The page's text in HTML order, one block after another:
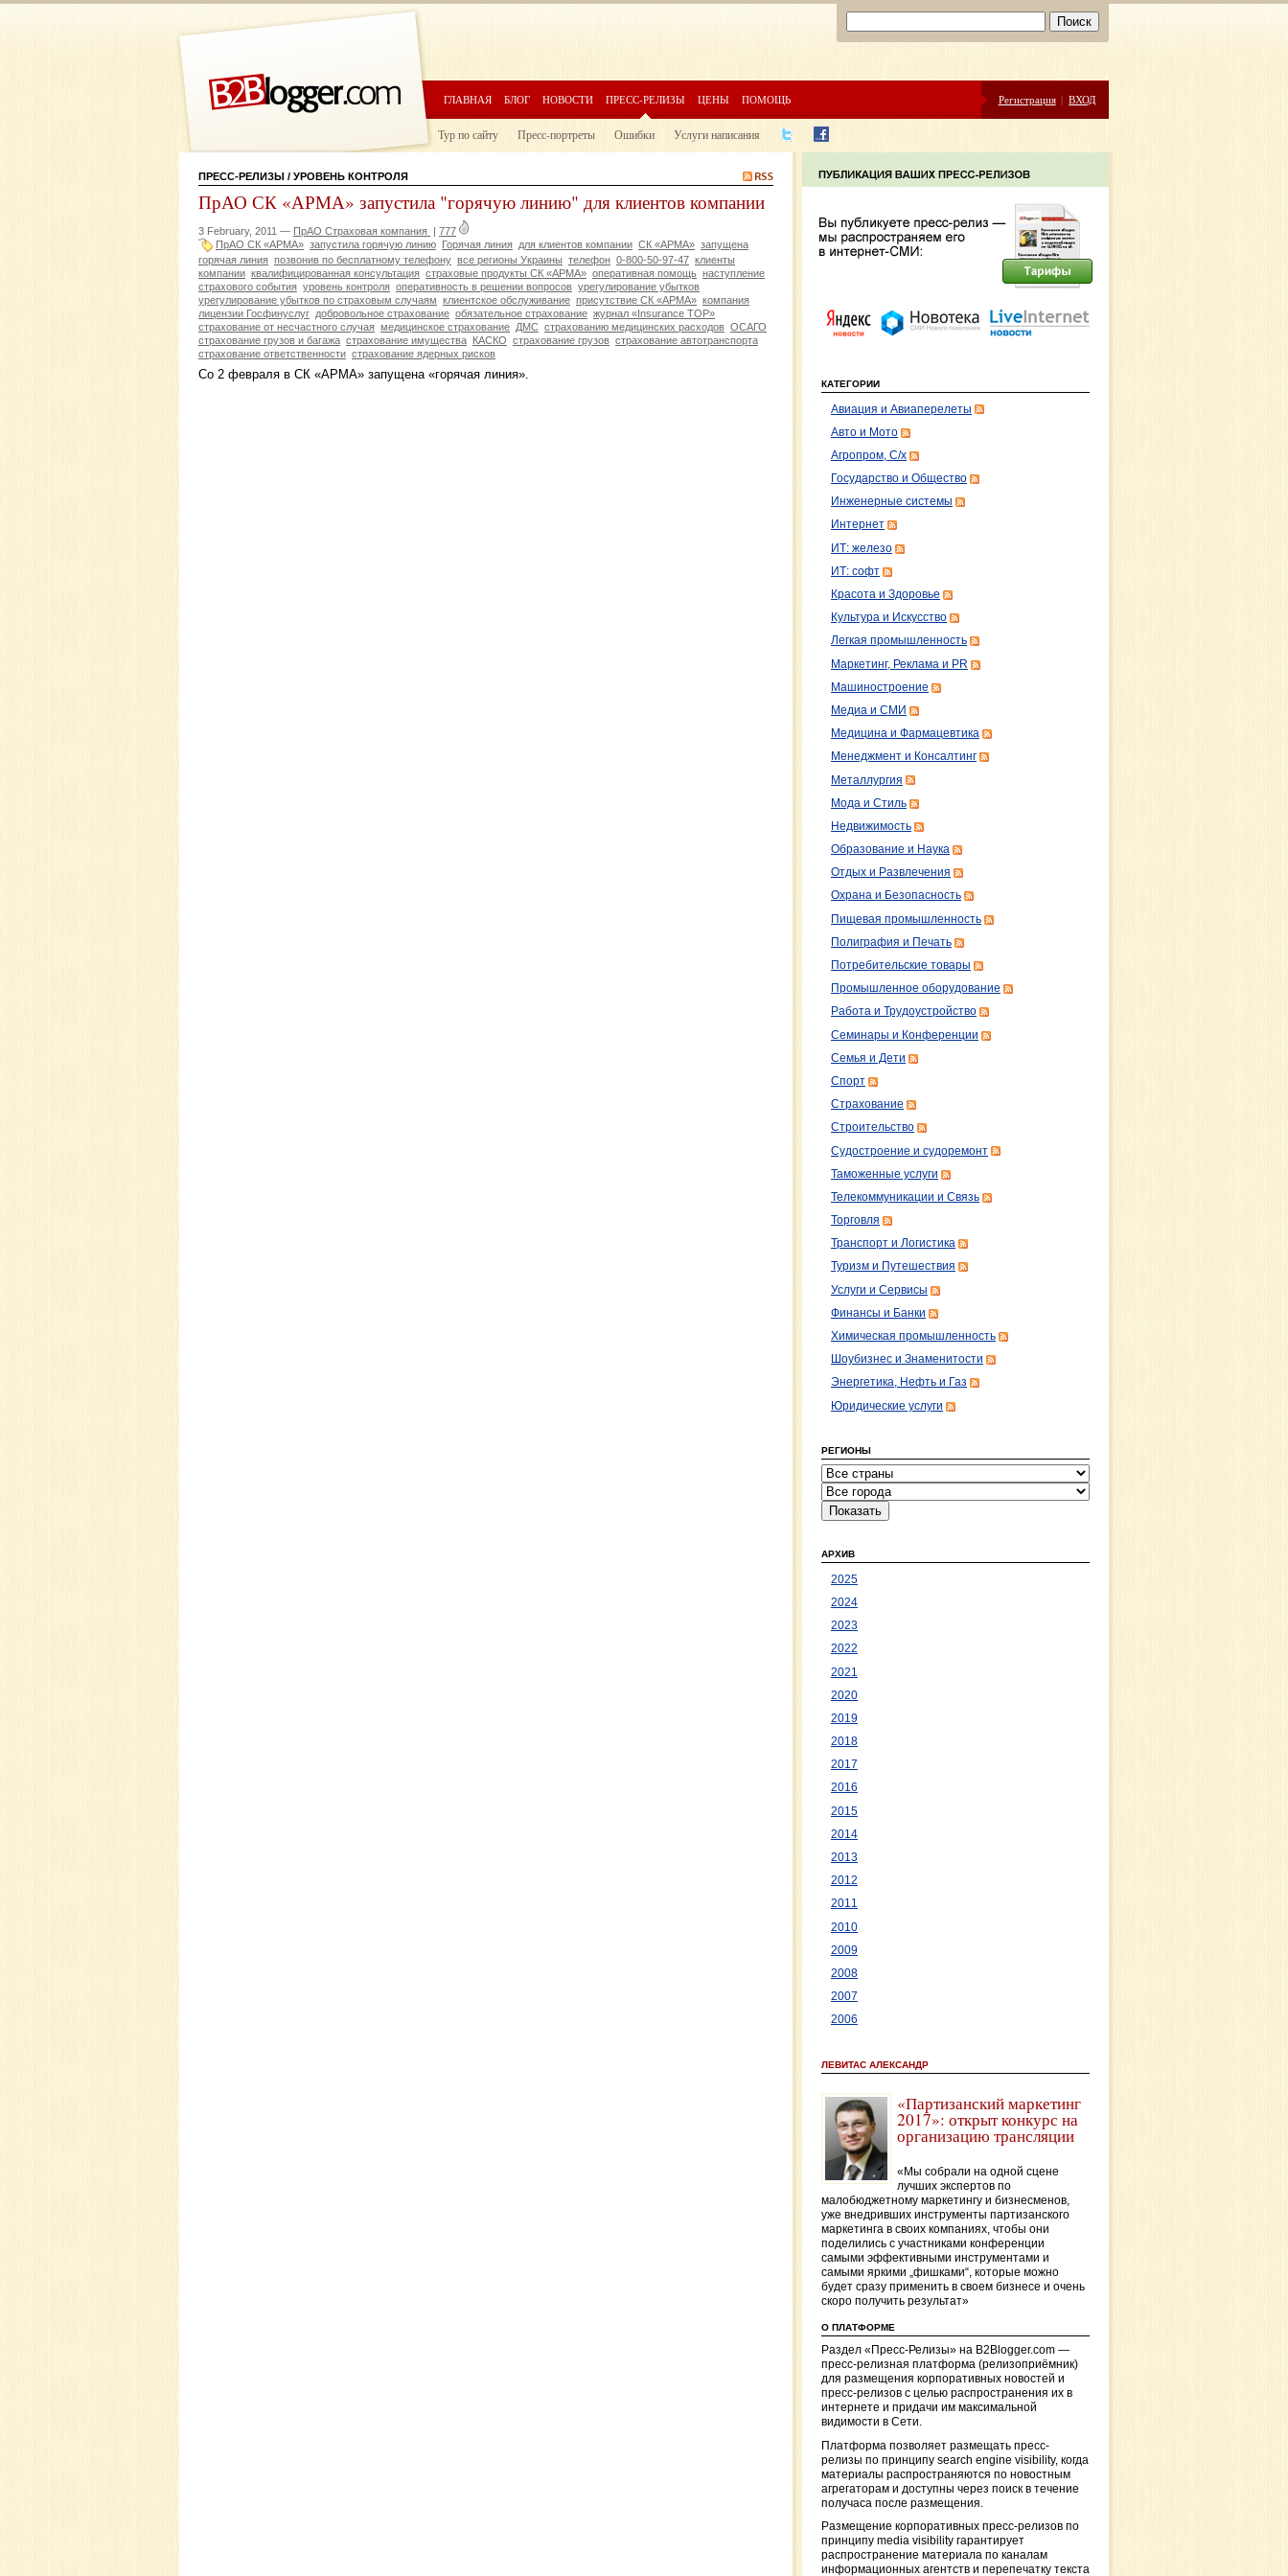
ГЛАВНАЯ БЛОГ НОВОСТИ ПРЕСС-РЕЛИЗЫ ЦЕНЫ ПОМОЩЬ Регистрация | ВХОД
Тур по сайту Пресс-портреты Ошибки Услуги написания
ПРЕСС-РЕЛИЗЫ / УРОВЕНЬ КОНТРОЛЯ
ПрАО СК «АРМА» запустила "горячую линию" для клиентов компании
3 February, 2011 — ПрАО Страховая компания | 777
ПрАО СК «АРМА» запустила горячую линию Горячая линия для клиентов компании СК «АРМА» запущена
горячая линия позвонив по бесплатному телефону все регионы Украины телефон 0-800-50-97-47 клиенты
компании квалифицированная консультация страховые продукты СК «АРМА» оперативная помощь наступление
страхового события уровень контроля оперативность в решении вопросов урегулирование убытков
урегулирование убытков по страховым случаям клиентское обслуживание присутствие СК «АРМА» компания
лицензии Госфинуслуг добровольное страхование обязательное страхование журнал «Insurance TOP»
страхование от несчастного случая медицинское страхование ДМС страхованию медицинских расходов ОСАГО
страхование грузов и багажа страхование имущества КАСКО страхование грузов страхование автотранспорта
страхование ответственности страхование ядерных рисков
Со 2 февраля в СК «АРМА» запущена «горячая линия».
КАТЕГОРИИ
Авиация и Авиаперелеты
Авто и Мото
Агропром, С/х
Государство и Общество
Инженерные системы
Интернет
ИТ: железо
ИТ: софт
Красота и Здоровье
Культура и Искусство
Легкая промышленность
Маркетинг, Реклама и PR
Машиностроение
Медиа и СМИ
Медицина и Фармацевтика
Менеджмент и Консалтинг
Металлургия
Мода и Стиль
Недвижимость
Образование и Наука
Отдых и Развлечения
Охрана и Безопасность
Пищевая промышленность
Полиграфия и Печать
Потребительские товары
Промышленное оборудование
Работа и Трудоустройство
Семинары и Конференции
Семья и Дети
Спорт
Страхование
Строительство
Судостроение и судоремонт
Таможенные услуги
Телекоммуникации и Связь
Торговля
Транспорт и Логистика
Туризм и Путешествия
Услуги и Сервисы
Финансы и Банки
Химическая промышленность
Шоубизнес и Знаменитости
Энергетика, Нефть и Газ
Юридические услуги
РЕГИОНЫ
АРХИВ
2025
2024
2023
2022
2021
2020
2019
2018
2017
2016
2015
2014
2013
2012
2011
2010
2009
2008
2007
2006
ЛЕВИТАС АЛЕКСАНДР
«Партизанский маркетинг
2017»: открыт конкурс на
организацию трансляции
«Мы собрали на одной сцене
лучших экспертов по
малобюджетному маркетингу и бизнесменов,
уже внедривших инструменты партизанского
маркетинга в своих компаниях, чтобы они
поделились с участниками конференции
самыми эффективными инструментами и
самыми яркими „фишками“, которые можно
будет сразу применить в своем бизнесе и очень
скоро получить результат»
О ПЛАТФОРМЕ
Раздел «Пресс-Релизы» на B2Blogger.com —
пресс-релизная платформа (релизоприёмник)
для размещения корпоративных новостей и
пресс-релизов с целью распространения их в
интернете и придачи им максимальной
видимости в Сети.
Платформа позволяет размещать пресс-
релизы по принципу search engine visibility, когда
материалы распространяются по новостным
агрегаторам и доступны через поиск в течение
получаса после размещения.
Размещение корпоративных пресс-релизов по
принципу media visibility гарантирует
распространение материала по каналам
информационных агентств и перепечатку текста